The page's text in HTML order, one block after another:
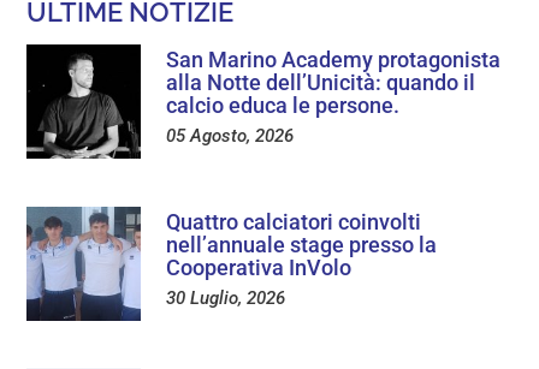
ULTIME NOTIZIE
San Marino Academy protagonista
alla Notte dell’Unicità: quando il
calcio educa le persone.
05 Agosto, 2026
Quattro calciatori coinvolti
nell’annuale stage presso la
Cooperativa InVolo
30 Luglio, 2026